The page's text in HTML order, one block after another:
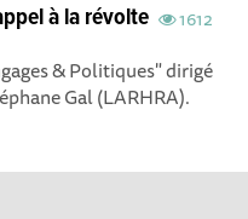
1612
à la révolte
& Politiques" dirigé
Gal (LARHRA).